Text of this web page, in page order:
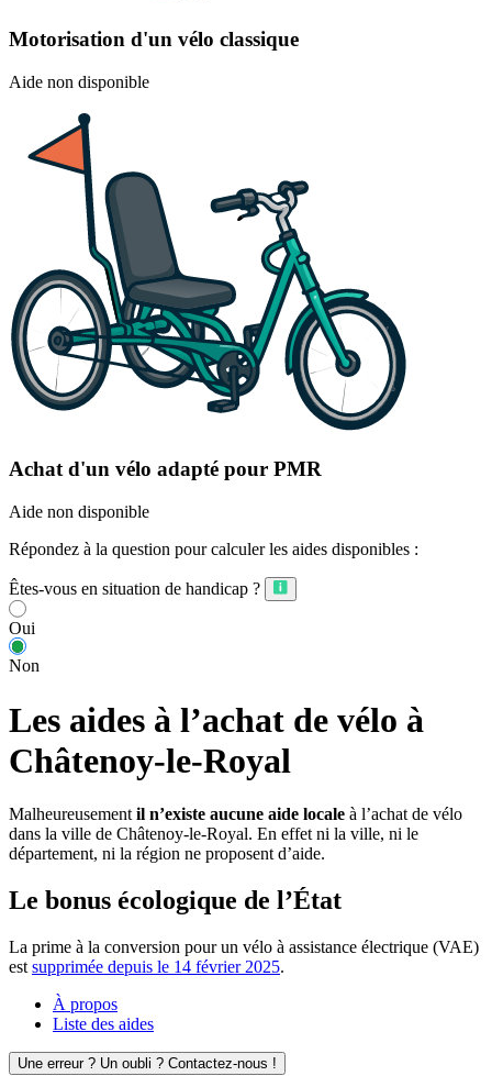
Motorisation d'un vélo classique
Aide non disponible
Achat d'un vélo adapté pour PMR
Aide non disponible
Répondez à la question pour calculer les aides disponibles :
Êtes-vous en situation de handicap ?
Oui
Non
Les aides à l’achat de vélo à
Châtenoy-le-Royal
Malheureusement il n’existe aucune aide locale à l’achat de vélo
dans la ville de Châtenoy-le-Royal. En effet ni la ville, ni le
département, ni la région ne proposent d’aide.
Le bonus écologique de l’État
La prime à la conversion pour un vélo à assistance électrique (VAE)
est supprimée depuis le 14 février 2025.
À propos
Liste des aides
Une erreur ? Un oubli ? Contactez-nous !